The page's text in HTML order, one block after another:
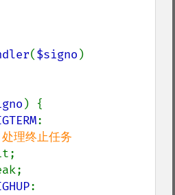
($signo )
) {
:
理终止任务
: